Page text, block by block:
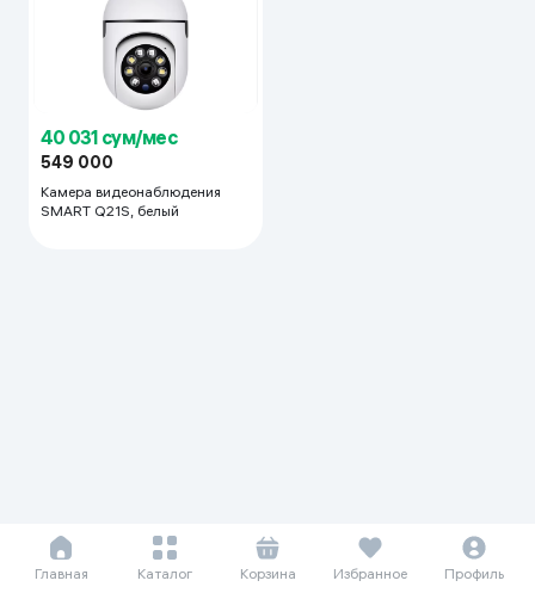
40 031 сум/мес
549 000
Камера видеонаблюдения
SMART Q21S, белый
Главная Каталог Корзина Избранное Профиль